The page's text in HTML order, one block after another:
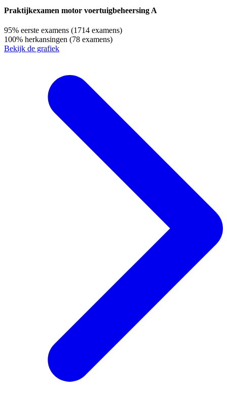
Praktijkexamen motor voertuigbeheersing A
95% eerste examens (1714 examens)
100% herkansingen (78 examens)
Bekijk de grafiek